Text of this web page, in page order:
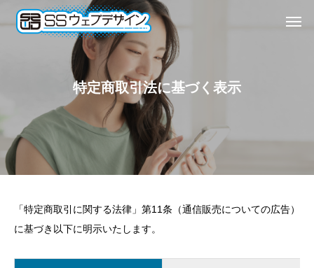
特定商取引法に基づく表示
「特定商取引に関する法律」第11条（通信販売についての広告）
に基づき以下に明示いたします。